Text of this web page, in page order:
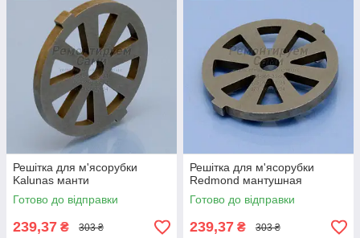
Решітка для м'ясорубки
Kalunas манти
Готово до відправки
239,37 ₴ 303 ₴
Решітка для м'ясорубки
Redmond мантушная
Готово до відправки
239,37 ₴ 303 ₴